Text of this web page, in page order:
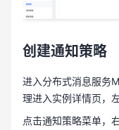
创建通知策略
进入分布式消息服务
理进入实例详情页，
点击通知策略菜单，